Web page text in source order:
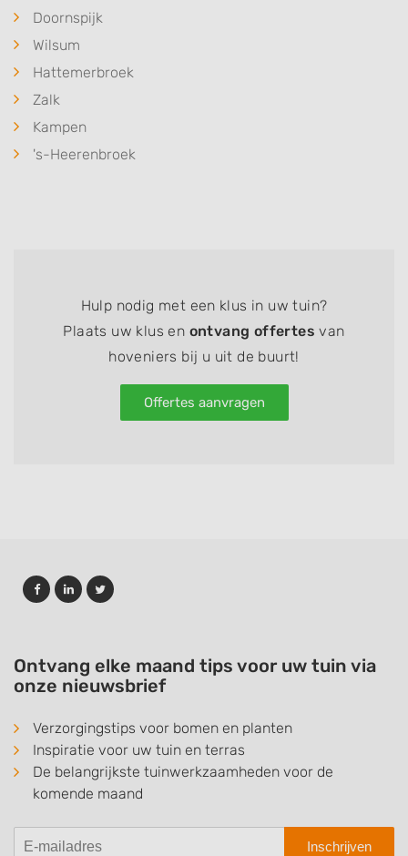
Doornspijk
Wilsum
Hattemerbroek
Zalk
Kampen
's-Heerenbroek
Hulp nodig met een klus in uw tuin?
Plaats uw klus en ontvang offertes van
hoveniers bij u uit de buurt!
Offertes aanvragen
Ontvang elke maand tips voor uw tuin via
onze nieuwsbrief
Verzorgingstips voor bomen en planten
Inspiratie voor uw tuin en terras
De belangrijkste tuinwerkzaamheden voor de
komende maand
Inschrijven